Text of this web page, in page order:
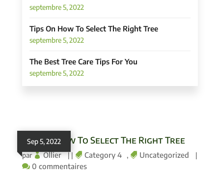
septembre 5, 2022
Tips On How To Select The Right Tree
septembre 5, 2022
The Best Tree Care Tips For You
septembre 5, 2022
Tips On How To Select The Right Tree
par Ollier |
Sep 5, 2022
|
Category 4 , Uncategorized |
0 commentaires